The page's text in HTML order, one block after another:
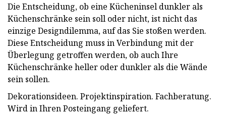
Die Entscheidung, ob eine Kücheninsel dunkler als
Küchenschränke sein soll oder nicht, ist nicht das
einzige Designdilemma, auf das Sie stoßen werden.
Diese Entscheidung muss in Verbindung mit der
Überlegung getroffen werden, ob auch Ihre
Küchenschränke heller oder dunkler als die Wände
sein sollen.
Dekorationsideen. Projektinspiration. Fachberatung.
Wird in Ihren Posteingang geliefert.